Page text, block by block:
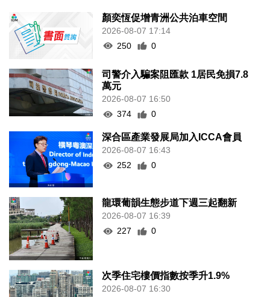
顏奕恆促增青洲公共泊車空間
2026-08-07 17:14
250
0
司警介入騙案阻匯款 1居民免損7.8
萬元
2026-08-07 16:50
374
0
深合區產業發展局加入ICCA會員
2026-08-07 16:43
252
0
龍環葡韻生態步道下週三起翻新
2026-08-07 16:39
227
0
次季住宅樓價指數按季升1.9%
2026-08-07 16:30